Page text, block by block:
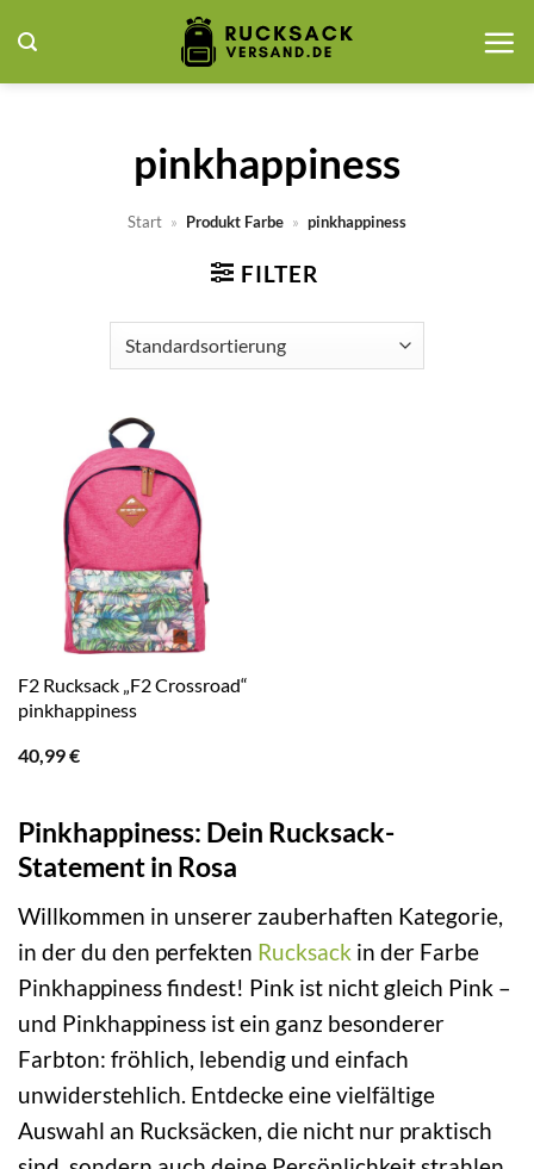
Inhalt
springen
pinkhappiness
Start » Produkt Farbe » pinkhappiness
FILTER
F2 Rucksack „F2 Crossroad“
pinkhappiness
40,99€
Pinkhappiness: Dein Rucksack-
Statement in Rosa
Willkommen in unserer zauberhaften Kategorie,
in der du den perfekten Rucksack in der Farbe
Pinkhappiness findest! Pink ist nicht gleich Pink –
und Pinkhappiness ist ein ganz besonderer
Farbton: fröhlich, lebendig und einfach
unwiderstehlich. Entdecke eine vielfältige
Auswahl an Rucksäcken, die nicht nur praktisch